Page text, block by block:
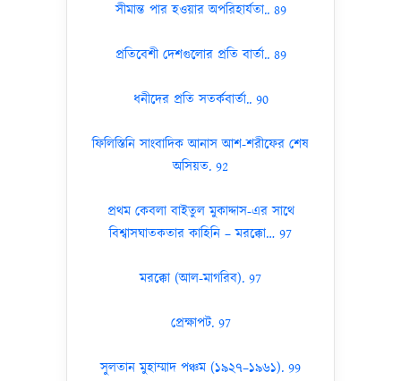
সীমান্ত পার হওয়ার অপরিহার্যতা.. 89
প্রতিবেশী দেশগুলোর প্রতি বার্তা.. 89
ধনীদের প্রতি সতর্কবার্তা.. 90
ফিলিস্তিনি সাংবাদিক আনাস আশ-শরীফের শেষ
অসিয়ত. 92
প্রথম কেবলা বাইতুল মুকাদ্দাস-এর সাথে
বিশ্বাসঘাতকতার কাহিনি – মরক্কো… 97
মরক্কো (আল-মাগরিব). 97
প্রেক্ষাপট. 97
সুলতান মুহাম্মাদ পঞ্চম (১৯২৭–১৯৬১). 99